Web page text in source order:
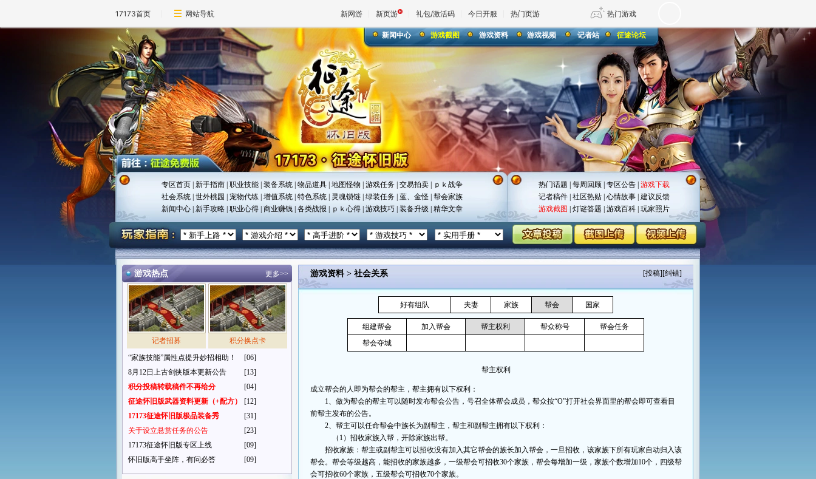
17173首页 网站导航 新网游 新页游 礼包/激活码 今日开服 热门页游 热门游戏
传奇4
天堂 剑网3旗舰版 新天龙八部
王权与自由 诛仙世界 仙剑世界
新闻中心 游戏截图 游戏资料 游戏视频 记者站 征途论坛
专区首页| 新手指南| 职业技能| 装备系统| 物品道具| 地图怪物 游戏任务| 交易拍卖|
ｐｋ战争
社会系统| 世外桃园 宠物代练| 增值系统| 特色系统| 灵魂锁链| 绿装任务| 蓝、金怪| 帮会家族
新闻中心| 新手攻略| 职业心得| 商业赚钱| 各类战报 ｐｋ心得| 游戏技巧| 装备升级 精华文章
热门话题 每周回顾| 专区公告| 游戏下载
记者稿件| 社区热贴| 心情故事| 建议反馈
游戏截图
灯谜答题 游戏百科| 玩家照片
游戏热点 更多>>
记者招募
积分换点卡
“家族技能”属性点提升妙招相助！
[06]
8月12日上古剑侠版本更新公告
[13]
积分投稿转载稿件不再给分
[04]
征途怀旧版武器资料更新（+配方）
[12]
17173征途怀旧版极品装备秀
[31]
关于设立悬赏任务的公告
[23]
17173征途怀旧版专区上线
[09]
怀旧版高手坐阵，有问必答
[09]
游戏资料> 社会关系 [投稿][纠错]
好有组队 夫妻 家族 帮会 国家
组建帮会 加入帮会 帮主权利 帮众称号
帮会任务
帮会夺城
帮主权利
成立帮会的人即为帮会的帮主，帮主拥有以下权利：
1、做为帮会的帮主可以随时发布帮会公告，号召全体帮会成员，帮众按“O”打开社会界面里的帮会即可查看目
前帮主发布的公告。
2、帮主可以任命帮会中族长为副帮主，帮主和副帮主拥有以下权利：
（1）招收家族入帮，开除家族出帮。
招收家族：帮主或副帮主可以招收没有加入其它帮会的族长加入帮会，一旦招收，该家族下所有玩家自动归入该
帮会。帮会等级越高，能招收的家族越多，一级帮会可招收30个家族，帮会每增加一级，家族个数增加10个，四级帮
会可招收60个家族，五级帮会可招收70个家族。